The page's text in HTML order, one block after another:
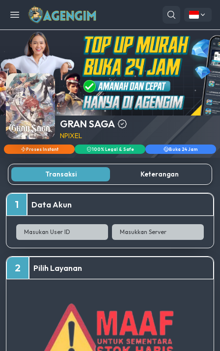
Open menu
GRAN SAGA
NPIXEL
Proses Instant 100% Legal & Safe Buka 24 Jam
Transaksi Keterangan
1 Data Akun
2 Pilih Layanan